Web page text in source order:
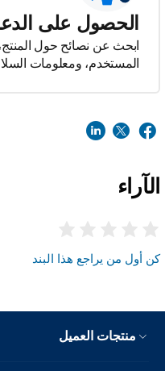
الحصول على
ابحث عن نصائح حول المنتج،
المستخدم، ومعلومات
الآراء
كن أول من يراجع هذا البند
منتجات العميل